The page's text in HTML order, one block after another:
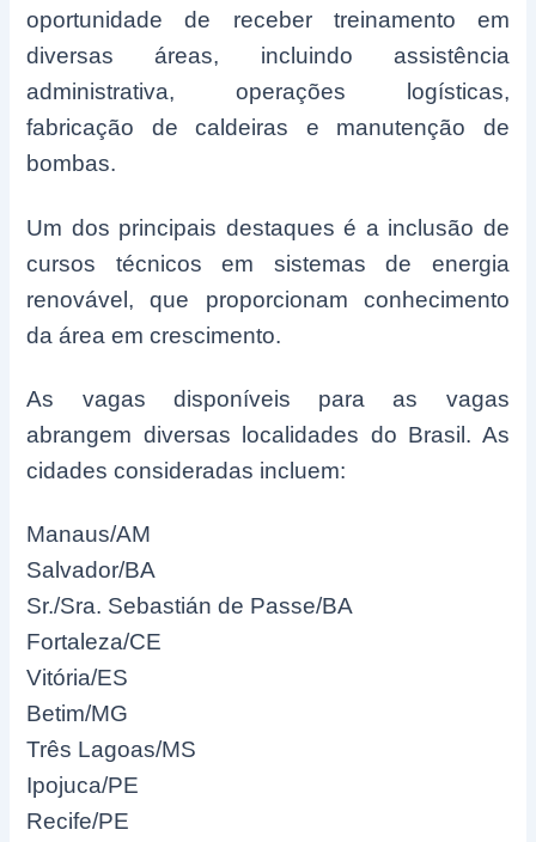
oportunidade de receber treinamento em
diversas áreas, incluindo assistência
administrativa, operações logísticas,
fabricação de caldeiras e manutenção de
bombas.
Um dos principais destaques é a inclusão de
cursos técnicos em sistemas de energia
renovável, que proporcionam conhecimento
da área em crescimento.
As vagas disponíveis para as vagas
abrangem diversas localidades do Brasil. As
cidades consideradas incluem:
Manaus/AM
Salvador/BA
Sr./Sra. Sebastián de Passe/BA
Fortaleza/CE
Vitória/ES
Betim/MG
Três Lagoas/MS
Ipojuca/PE
Recife/PE